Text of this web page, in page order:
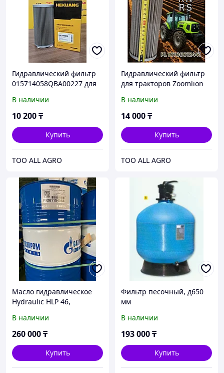
Гидравлический фильтр
015714058QBA00227 для
В наличии
10 200₸
Купить
TOO ALL AGRO
Гидравлический фильтр
для тракторов Zoomlion
В наличии
14 000₸
Купить
TOO ALL AGRO
Масло гидравлическое
Hydraulic HLP 46,
В наличии
260 000₸
Купить
Фильтр песочный, д650
мм
В наличии
193 000₸
Купить